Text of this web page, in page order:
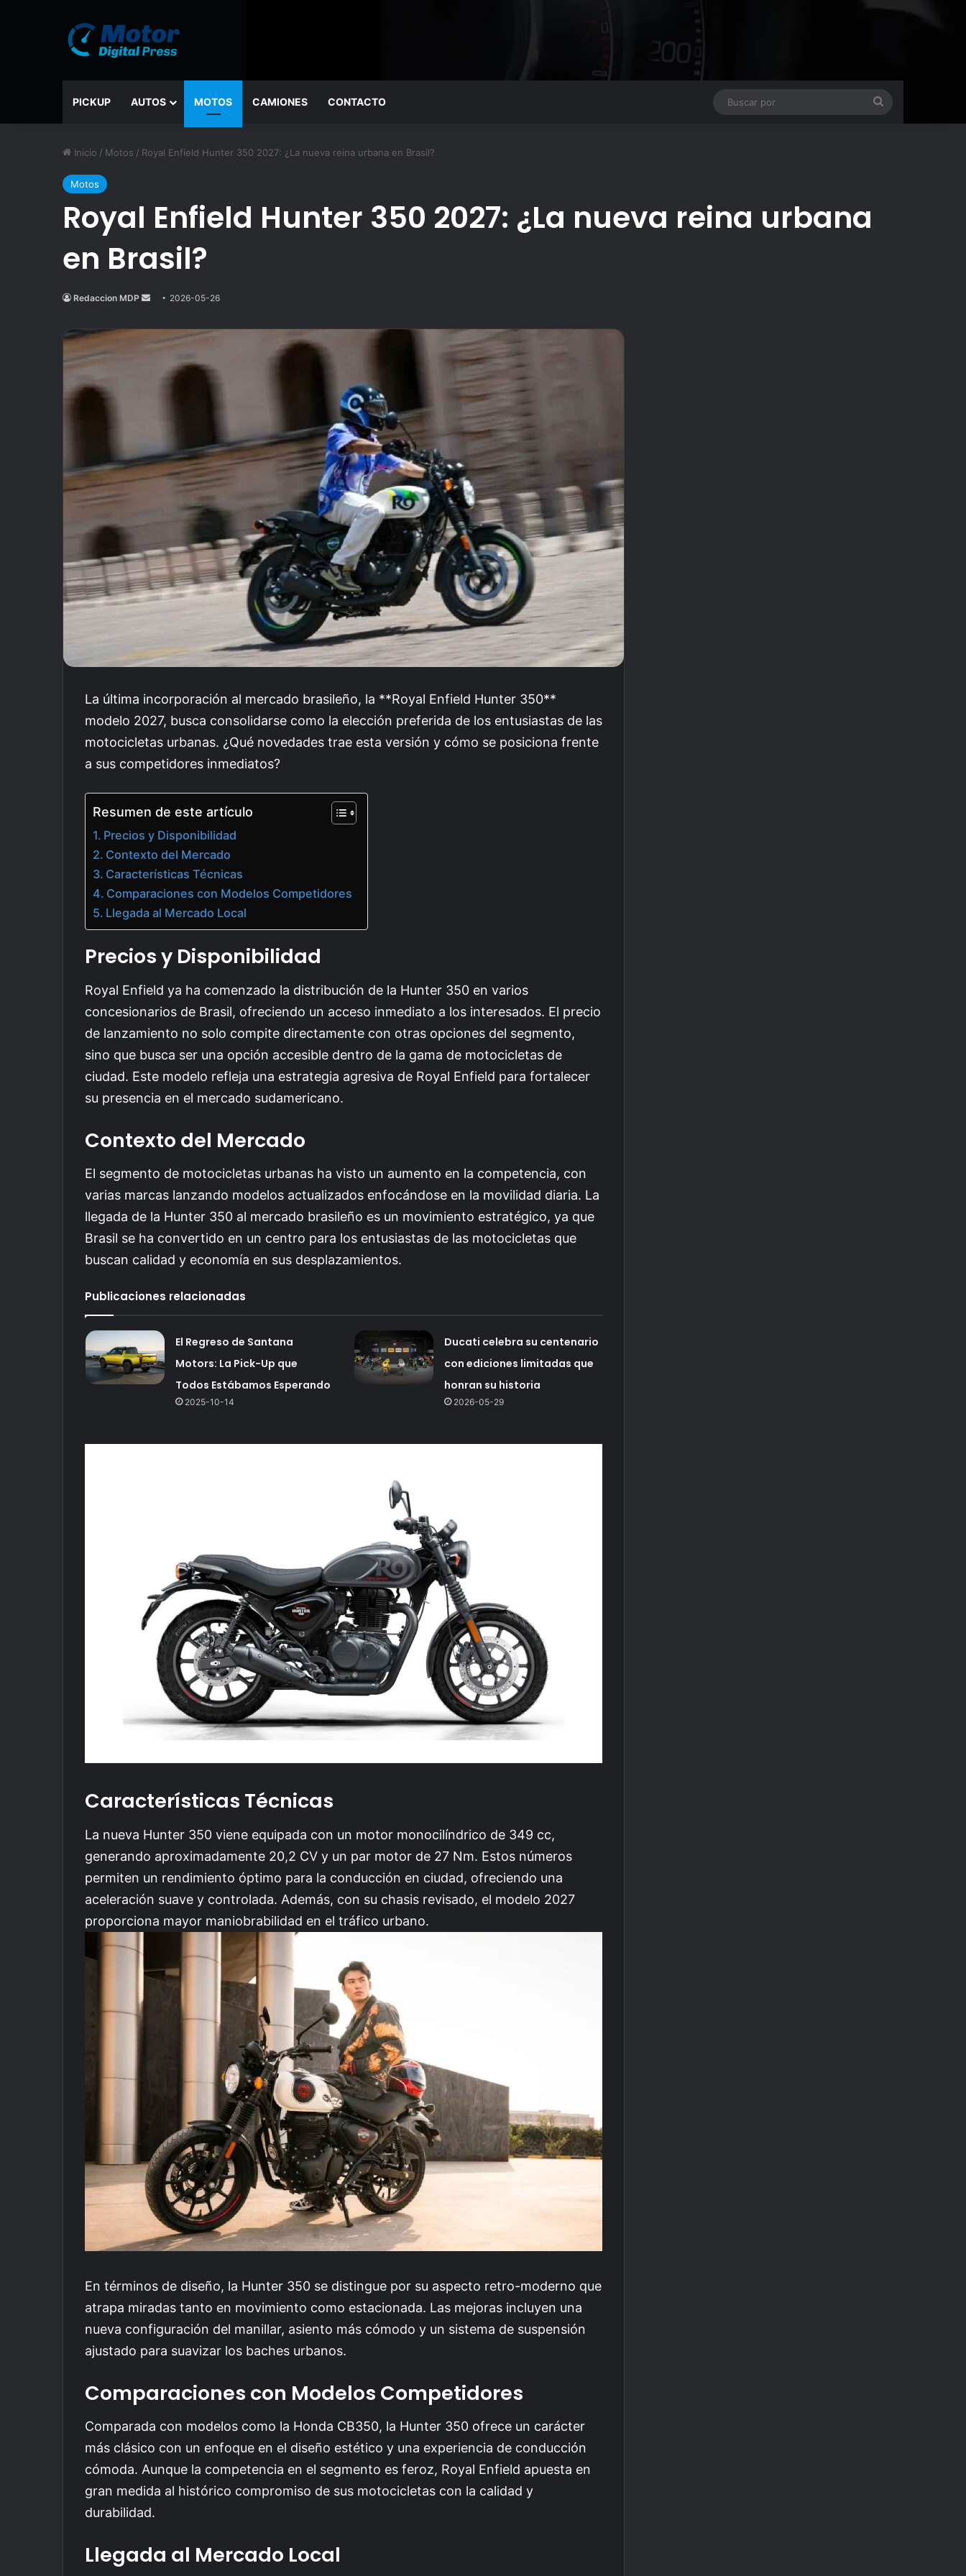
PICKUP AUTOS MOTOS CAMIONES CONTACTO
Inicio / Motos / Royal Enfield Hunter 350 2027: ¿La nueva reina urbana en Brasil?
Motos
Royal Enfield Hunter 350 2027: ¿La nueva reina urbana
en Brasil?
Redaccion MDP
Send
email
2026-05-26
La última incorporación al mercado brasileño, la **Royal Enfield Hunter 350**
modelo 2027, busca consolidarse como la elección preferida de los entusiastas de las
motocicletas urbanas. ¿Qué novedades trae esta versión y cómo se posiciona frente
a sus competidores inmediatos?
Resumen de este artículo
Precios y Disponibilidad
Contexto del Mercado
Características Técnicas
Comparaciones con Modelos Competidores
Llegada al Mercado Local
Precios y Disponibilidad
Royal Enfield ya ha comenzado la distribución de la Hunter 350 en varios
concesionarios de Brasil, ofreciendo un acceso inmediato a los interesados. El precio
de lanzamiento no solo compite directamente con otras opciones del segmento,
sino que busca ser una opción accesible dentro de la gama de motocicletas de
ciudad. Este modelo refleja una estrategia agresiva de Royal Enfield para fortalecer
su presencia en el mercado sudamericano.
Contexto del Mercado
El segmento de motocicletas urbanas ha visto un aumento en la competencia, con
varias marcas lanzando modelos actualizados enfocándose en la movilidad diaria. La
llegada de la Hunter 350 al mercado brasileño es un movimiento estratégico, ya que
Brasil se ha convertido en un centro para los entusiastas de las motocicletas que
buscan calidad y economía en sus desplazamientos.
Publicaciones relacionadas
El Regreso de Santana
Motors: La Pick-Up que
Todos Estábamos Esperando
2025-10-14
Ducati celebra su centenario
con ediciones limitadas que
honran su historia
2026-05-29
Características Técnicas
La nueva Hunter 350 viene equipada con un motor monocilíndrico de 349 cc,
generando aproximadamente 20,2 CV y un par motor de 27 Nm. Estos números
permiten un rendimiento óptimo para la conducción en ciudad, ofreciendo una
aceleración suave y controlada. Además, con su chasis revisado, el modelo 2027
proporciona mayor maniobrabilidad en el tráfico urbano.
En términos de diseño, la Hunter 350 se distingue por su aspecto retro-moderno que
atrapa miradas tanto en movimiento como estacionada. Las mejoras incluyen una
nueva configuración del manillar, asiento más cómodo y un sistema de suspensión
ajustado para suavizar los baches urbanos.
Comparaciones con Modelos Competidores
Comparada con modelos como la Honda CB350, la Hunter 350 ofrece un carácter
más clásico con un enfoque en el diseño estético y una experiencia de conducción
cómoda. Aunque la competencia en el segmento es feroz, Royal Enfield apuesta en
gran medida al histórico compromiso de sus motocicletas con la calidad y
durabilidad.
Llegada al Mercado Local